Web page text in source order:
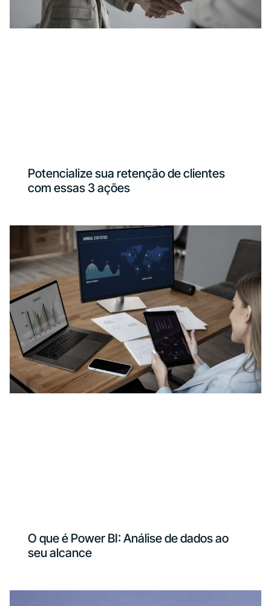
Potencialize sua retenção de clientes
com essas 3 ações
O que é Power BI: Análise de dados ao
seu alcance